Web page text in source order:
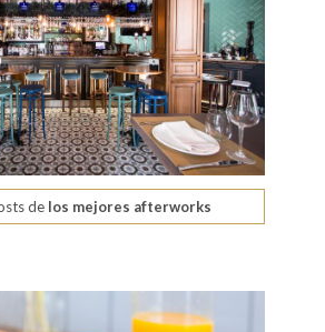
delos mejores afterworks